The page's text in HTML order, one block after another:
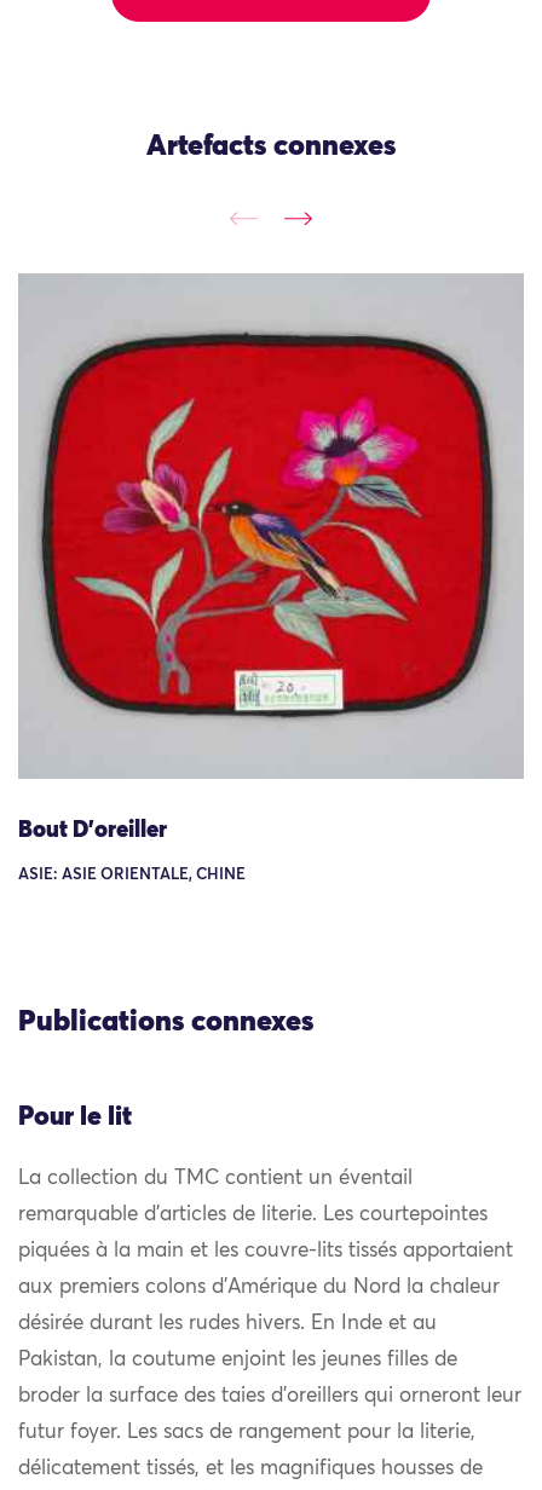
Artefacts connexes
Bout D'oreiller
ASIE: ASIE ORIENTALE, CHINE
Publications connexes
Pour le lit
La collection du TMC contient un éventail
remarquable d’articles de literie. Les courtepointes
piquées à la main et les couvre-lits tissés apportaient
aux premiers colons d’Amérique du Nord la chaleur
désirée durant les rudes hivers. En Inde et au
Pakistan, la coutume enjoint les jeunes filles de
broder la surface des taies d’oreillers qui orneront leur
futur foyer. Les sacs de rangement pour la literie,
délicatement tissés, et les magnifiques housses de